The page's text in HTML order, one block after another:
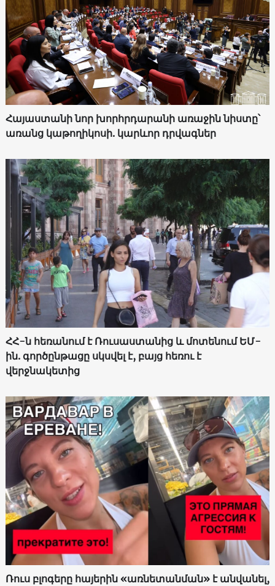
Հայաստանի նոր խորհրդարանի առաջին նիստը՝
առանց կաթողիկոսի. կարևոր դրվագներ
ՀՀ-ն հեռանում է Ռուսաստանից և մոտենում ԵՄ-
ին. գործընթացը սկսվել է, բայց հեռու է
վերջնակետից
Ռուս բլոգերը հայերին «առնետանման» է անվանել,